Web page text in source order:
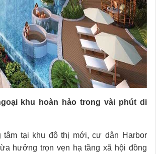
khu hoàn hảo trong vài phút di
tâm tại khu đô thị mới, cư dân Harbor
hưởng trọn vẹn hạ tầng xã hội đồng